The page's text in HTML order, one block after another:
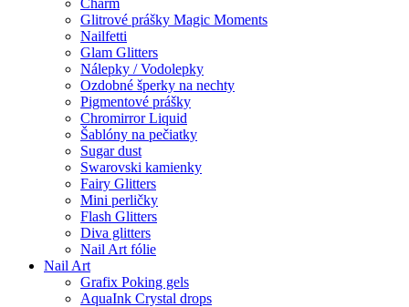
Charm
Glitrové prášky Magic Moments
Nailfetti
Glam Glitters
Nálepky / Vodolepky
Ozdobné šperky na nechty
Pigmentové prášky
Chromirror Liquid
Šablóny na pečiatky
Sugar dust
Swarovski kamienky
Fairy Glitters
Mini perličky
Flash Glitters
Diva glitters
Nail Art fólie
Nail Art
Grafix Poking gels
AquaInk Crystal drops